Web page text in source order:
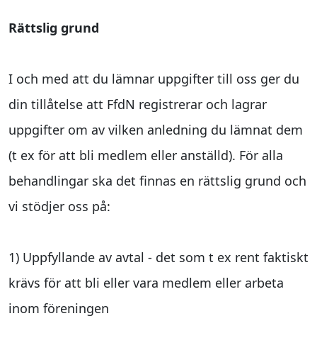
Rättslig grund
I och med att du lämnar uppgifter till oss ger du
din tillåtelse att FfdN registrerar och lagrar
uppgifter om av vilken anledning du lämnat dem
(t ex för att bli medlem eller anställd). För alla
behandlingar ska det finnas en rättslig grund och
vi stödjer oss på:
1) Uppfyllande av avtal - det som t ex rent faktiskt
krävs för att bli eller vara medlem eller arbeta
inom föreningen